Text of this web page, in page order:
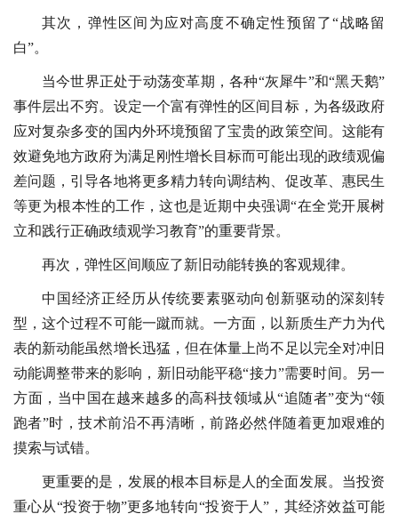
其次，弹性区间为应对高度不确定性预留了“战略留
白”。
当今世界正处于动荡变革期，各种“灰犀牛”和“黑天鹅”
事件层出不穷。设定一个富有弹性的区间目标，为各级政府
应对复杂多变的国内外环境预留了宝贵的政策空间。这能有
效避免地方政府为满足刚性增长目标而可能出现的政绩观偏
差问题，引导各地将更多精力转向调结构、促改革、惠民生
等更为根本性的工作，这也是近期中央强调“在全党开展树
立和践行正确政绩观学习教育”的重要背景。
再次，弹性区间顺应了新旧动能转换的客观规律。
中国经济正经历从传统要素驱动向创新驱动的深刻转
型，这个过程不可能一蹴而就。一方面，以新质生产力为代
表的新动能虽然增长迅猛，但在体量上尚不足以完全对冲旧
动能调整带来的影响，新旧动能平稳“接力”需要时间。另一
方面，当中国在越来越多的高科技领域从“追随者”变为“领
跑者”时，技术前沿不再清晰，前路必然伴随着更加艰难的
摸索与试错。
更重要的是，发展的根本目标是人的全面发展。当投资
重心从“投资于物”更多地转向“投资于人”，其经济效益可能